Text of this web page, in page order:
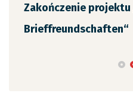
Zakończenie projektu
Brieffreundschaften“